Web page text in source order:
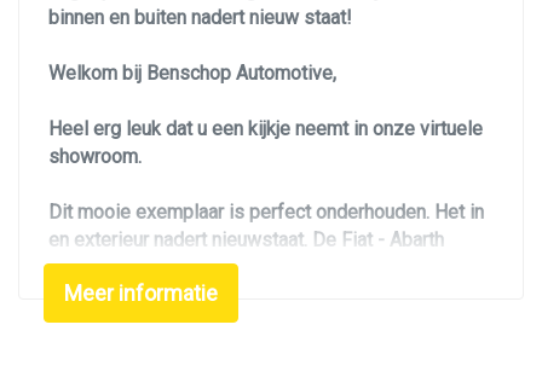
Anti blokkeer systeem
Anti doorslip regeling
Bluetooth
Dubbele airbag
Elektronisch stabiliteits programma
Elektronische remkrachtverdeling
binnen en buiten nadert nieuw staat!
Welkom bij Benschop Automotive,
Heel erg leuk dat u een kijkje neemt in onze virtuele
showroom.
Dit mooie exemplaar is perfect onderhouden. Het in
en exterieur nadert nieuwstaat. De Fiat - Abarth
Grande Punto, de sportieve hothatch, is een
ondergewaarde verschijning in het B-Segment. Deze
personenauto is nieuw geleverd in december 2009.
Meer informatie